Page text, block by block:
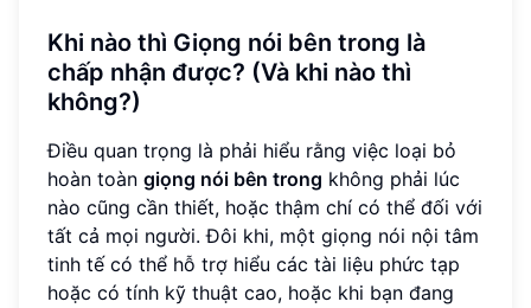
Khi nào thì Giọng nói bên trong là
chấp nhận được? (Và khi nào thì
không?)
Điều quan trọng là phải hiểu rằng việc loại bỏ
hoàn toàn giọng nói bên trong không phải lúc
nào cũng cần thiết, hoặc thậm chí có thể đối với
tất cả mọi người. Đôi khi, một giọng nói nội tâm
tinh tế có thể hỗ trợ hiểu các tài liệu phức tạp
hoặc có tính kỹ thuật cao, hoặc khi bạn đang